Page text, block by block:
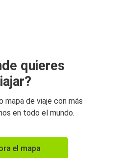
quieres
mapa de viaje con más
en todo el mundo.
el mapa